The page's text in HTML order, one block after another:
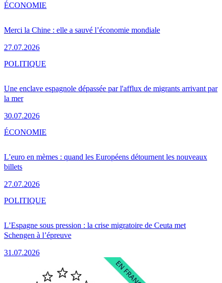
Merci la Chine : elle a sauvé l’économie mondiale
27.07.2026
ÉCONOMIE
Une enclave espagnole dépassée par l'afflux de migrants arrivant par
la mer
30.07.2026
POLITIQUE
L’euro en mèmes : quand les Européens détournent les nouveaux
billets
27.07.2026
ÉCONOMIE
L’Espagne sous pression : la crise migratoire de Ceuta met
Schengen à l’épreuve
31.07.2026
POLITIQUE